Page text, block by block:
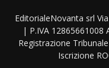
EditorialeNovanta srl
| P.IVA
Registrazione
Iscrizione